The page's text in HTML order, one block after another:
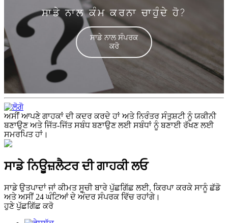
ਸਾਡੇ ਨਾਲ ਕੰਮ ਕਰਨਾ ਚਾਹੁੰਦੇ ਹੋ?
ਸਾਡੇ ਨਾਲ ਸੰਪਰਕ
ਕਰੋ
ਅਸੀਂ ਆਪਣੇ ਗਾਹਕਾਂ ਦੀ ਕਦਰ ਕਰਦੇ ਹਾਂ ਅਤੇ ਨਿਰੰਤਰ ਸੰਤੁਸ਼ਟੀ ਨੂੰ ਯਕੀਨੀ
ਬਣਾਉਣ ਅਤੇ ਜਿੱਤ-ਜਿੱਤ ਸਬੰਧ ਬਣਾਉਣ ਲਈ ਸਬੰਧਾਂ ਨੂੰ ਬਣਾਈ ਰੱਖਣ ਲਈ
ਸਮਰਪਿਤ ਹਾਂ।
ਸਾਡੇ ਨਿਊਜ਼ਲੈਟਰ ਦੀ ਗਾਹਕੀ ਲਓ
ਸਾਡੇ ਉਤਪਾਦਾਂ ਜਾਂ ਕੀਮਤ ਸੂਚੀ ਬਾਰੇ ਪੁੱਛਗਿੱਛ ਲਈ, ਕਿਰਪਾ ਕਰਕੇ ਸਾਨੂੰ ਛੱਡੋ
ਅਤੇ ਅਸੀਂ 24 ਘੰਟਿਆਂ ਦੇ ਅੰਦਰ ਸੰਪਰਕ ਵਿੱਚ ਰਹਾਂਗੇ।
ਹੁਣੇ ਪੁੱਛਗਿੱਛ ਕਰੋ